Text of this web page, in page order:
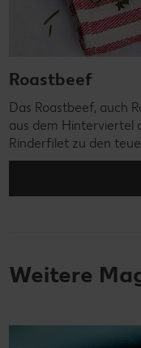
Roastbeef
Das Roastbeef, auch
aus dem Hinterviertel
Rinderfilet zu den
Weitere